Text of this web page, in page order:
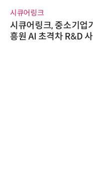
시큐어링크
시큐어링크, 중소기업
흥원 AI 초격차 R&D